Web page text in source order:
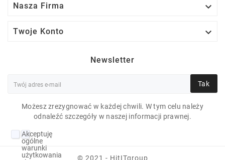
Nasza Firma 
Twoje Konto 
Newsletter
Tak
Możesz zrezygnować w każdej chwili. W tym celu należy
odnaleźć szczegóły w naszej informacji prawnej.
Akceptuję
ogólne
warunki
użytkowania
© 2021 - HitITgroup